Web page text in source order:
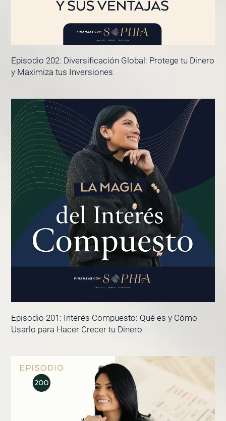
Episodio 202: Diversificación Global: Protege tu Dinero
y Maximiza tus Inversiones
Episodio 201: Interés Compuesto: Qué es y Cómo
Usarlo para Hacer Crecer tu Dinero